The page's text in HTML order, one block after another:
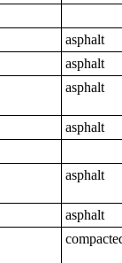
asphalt
asphalt
asphalt
asphalt
asphalt
asphalt